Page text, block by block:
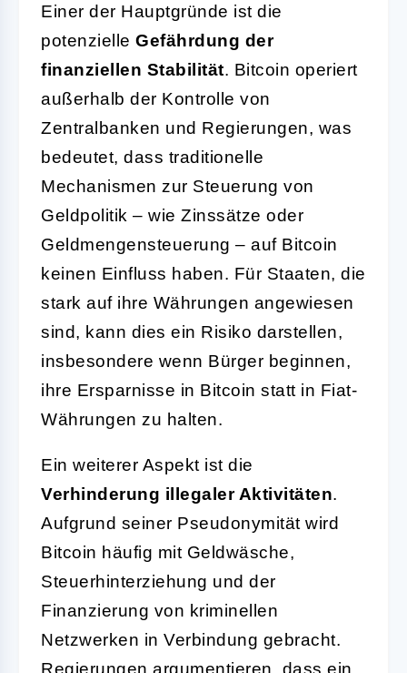
Einer der Hauptgründe ist die
potenzielle Gefährdung der
finanziellen Stabilität. Bitcoin operiert
außerhalb der Kontrolle von
Zentralbanken und Regierungen, was
bedeutet, dass traditionelle
Mechanismen zur Steuerung von
Geldpolitik – wie Zinssätze oder
Geldmengensteuerung – auf Bitcoin
keinen Einfluss haben. Für Staaten, die
stark auf ihre Währungen angewiesen
sind, kann dies ein Risiko darstellen,
insbesondere wenn Bürger beginnen,
ihre Ersparnisse in Bitcoin statt in Fiat-
Währungen zu halten.
Ein weiterer Aspekt ist die
Verhinderung illegaler Aktivitäten.
Aufgrund seiner Pseudonymität wird
Bitcoin häufig mit Geldwäsche,
Steuerhinterziehung und der
Finanzierung von kriminellen
Netzwerken in Verbindung gebracht.
Regierungen argumentieren, dass ein